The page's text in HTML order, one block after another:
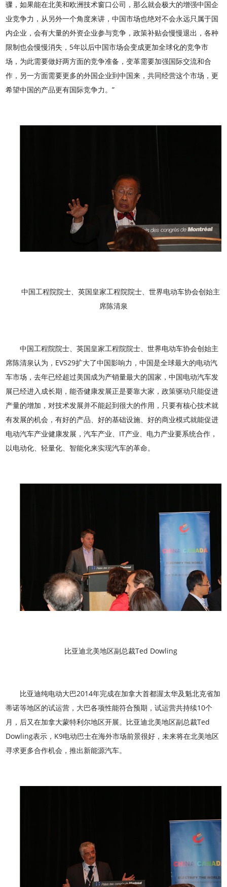
骤，如果能在北美和欧洲技术窗口公司，那么就会极大的增强中国企
业竞争力，从另外一个角度来讲，中国市场也绝对不会永远只属于国
内企业，会有大量的外资企业参与竞争，政策补贴会慢慢退出，各种
限制也会慢慢消失，5年以后中国市场会变成更加全球化的竞争市
场，为此需要做好两方面的竞争准备，变革需要加强国际交流和合
作，另一方面需要更多的外国企业到中国来，共同经营这个市场，更
希望中国的产品更有国际竞争力。”
中国工程院院士、英国皇家工程院院士、世界电动车协会创始主
席陈清泉
中国工程院院士、英国皇家工程院院士、世界电动车协会创始主
席陈清泉认为，EVS29扩大了中国影响力，中国是全球最大的电动汽
车市场，去年已经超过美国成为产销量最大的国家，中国电动汽车发
展已经进入成长期，能否健康发展正是要靠大家，政策驱动只能促进
产量的增加，对技术发展并不能起到很大的作用，只要有核心技术就
有发展的机会，有好的产品、好的基础设施、好的商业模式就能促进
电动汽车产业健康发展，汽车产业、IT产业、电力产业要系统合作，
以电动化、轻量化、智能化来实现汽车的革命。
比亚迪北美地区副总裁Ted Dowling
比亚迪纯电动大巴2014年完成在加拿大首都渥太华及魁北克省加
蒂诺等地区的试运营，大巴各项性能符合预期，试运营共持续10个
月，后又在加拿大蒙特利尔地区开展。比亚迪北美地区副总裁Ted
Dowling表示，K9电动巴士在海外市场前景很好，未来将在北美地区
寻求更多合作机会，推出新能源汽车。